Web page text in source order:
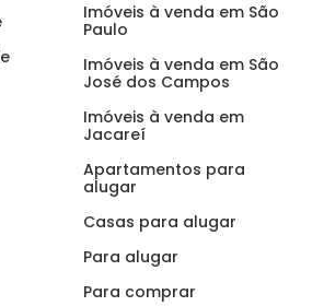
Imóveis à venda em São
Paulo
Imóveis à venda em São
José dos Campos
Imóveis à venda em
Jacareí
Apartamentos para
alugar
Casas para alugar
Para alugar
Para comprar